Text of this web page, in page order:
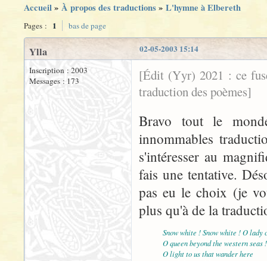
Accueil» À propos des traductions» L'hymne à Elbereth
Pages : 1 bas de page
02-05-2003 15:14
Ylla
Inscription : 2003
Messages : 173
[Édit (Yyr) 2021 : ce
traduction des poèmes]
Bravo tout le
innommables
s'intéresser au
fais une tentative.
pas eu le choix (je
plus qu'à de la
Snow white ! Snow white ! O lady
O queen beyond the western seas !
O light to us that wander here